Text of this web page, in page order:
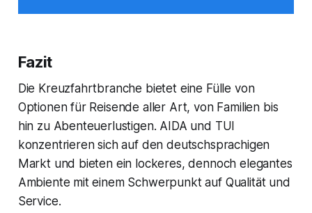
Fazit
Die Kreuzfahrtbranche bietet eine Fülle von
Optionen für Reisende aller Art, von Familien bis
hin zu Abenteuerlustigen. AIDA und TUI
konzentrieren sich auf den deutschsprachigen
Markt und bieten ein lockeres, dennoch elegantes
Ambiente mit einem Schwerpunkt auf Qualität und
Service.